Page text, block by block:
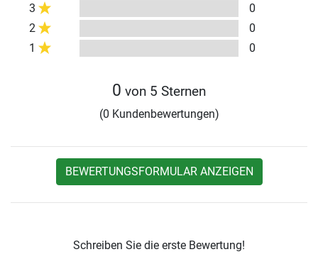
3
0
2
0
1
0
0 von 5 Sternen
(0 Kundenbewertungen)
BEWERTUNGSFORMULAR ANZEIGEN
Schreiben Sie die erste Bewertung!